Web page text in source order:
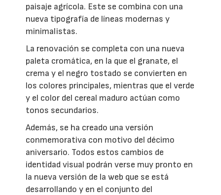
paisaje agrícola. Este se combina con una
nueva tipografía de líneas modernas y
minimalistas.
La renovación se completa con una nueva
paleta cromática, en la que el granate, el
crema y el negro tostado se convierten en
los colores principales, mientras que el verde
y el color del cereal maduro actúan como
tonos secundarios.
Además, se ha creado una versión
conmemorativa con motivo del décimo
aniversario. Todos estos cambios de
identidad visual podrán verse muy pronto en
la nueva versión de la web que se está
desarrollando y en el conjunto del